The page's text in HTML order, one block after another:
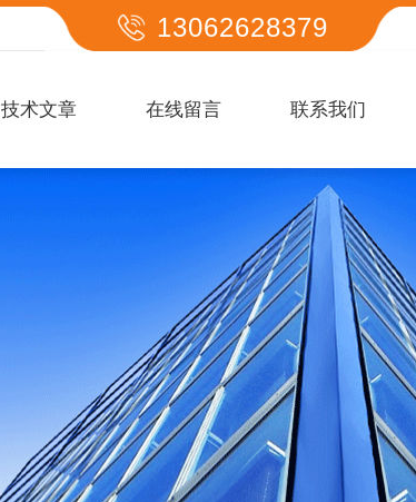
13062628379
技术文章 在线留言 联系我们